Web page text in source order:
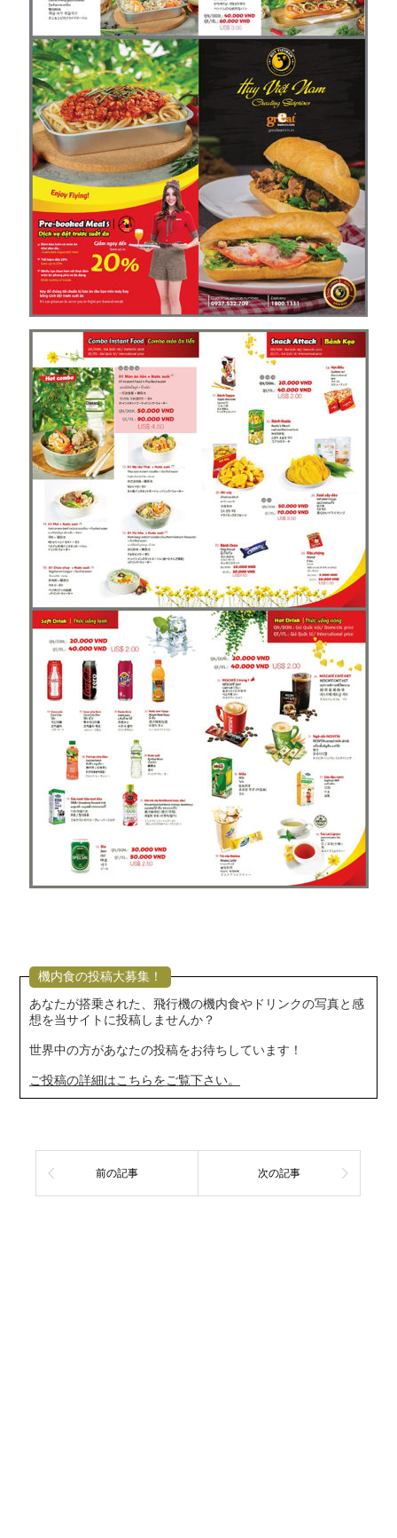
機内食の投稿大募集！
あなたが搭乗された、飛行機の機内食やドリンクの写真と感
想を当サイトに投稿しませんか？
世界中の方があなたの投稿をお待ちしています！
ご投稿の詳細はこちらをご覧下さい。
前の記事 次の記事